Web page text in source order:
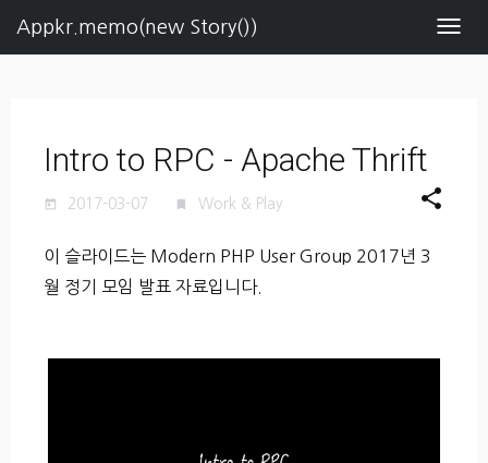
Appkr.memo(new Story())
Intro to RPC - Apache Thrift
share
today 2017-03-07 Work & Play
이 슬라이드는 Modern PHP User Group 2017년 3
월 정기 모임 발표 자료입니다.